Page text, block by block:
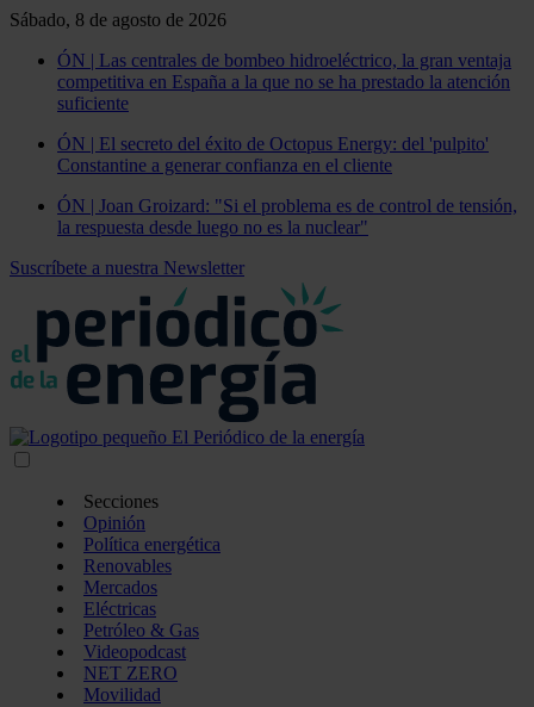
Sábado, 8 de agosto de 2026
ÓN | Las centrales de bombeo hidroeléctrico, la gran ventaja
competitiva en España a la que no se ha prestado la atención
suficiente
ÓN | El secreto del éxito de Octopus Energy: del 'pulpito'
Constantine a generar confianza en el cliente
ÓN | Joan Groizard: "Si el problema es de control de tensión,
la respuesta desde luego no es la nuclear"
Suscríbete a nuestra Newsletter
Secciones
Opinión
Política energética
Renovables
Mercados
Eléctricas
Petróleo & Gas
Videopodcast
NET ZERO
Movilidad